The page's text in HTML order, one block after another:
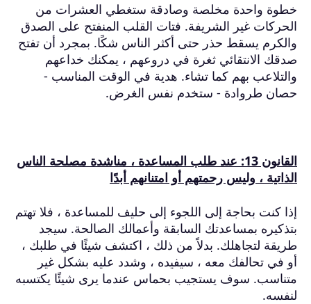
خطوة واحدة مخلصة وصادقة ستغطي العشرات من
الحركات غير الشريفة. فتات القلب المنفتح على الصدق
والكرم يسقط حذر حتى أكثر الناس شكًا. بمجرد أن تفتح
صدقك الانتقائي ثغرة في دروعهم ، يمكنك خداعهم
والتلاعب بهم كما تشاء. هدية في الوقت المناسب -
حصان طروادة - ستخدم نفس الغرض.
القانون 13: عند طلب المساعدة ، مناشدة مصلحة الناس
الذاتية ، وليس رحمتهم أو امتنانهم أبدًا
إذا كنت بحاجة إلى اللجوء إلى حليف للمساعدة ، فلا تهتم
بتذكيره بمساعدتك السابقة وأعمالك الصالحة. سيجد
طريقة لتجاهلك. بدلاً من ذلك ، اكتشف شيئًا في طلبك ،
أو في تحالفك معه ، سيفيده ، وشدد عليه بشكل غير
متناسب. سوف يستجيب بحماس عندما يرى شيئًا يكتسبه
لنفسه.